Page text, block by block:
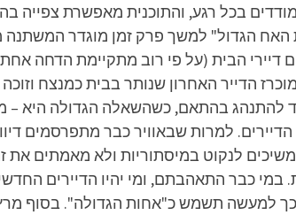
בכל רגע, והתוכנית מאפשרת צפייה בהם
הגדול" למשך פרק זמן מוגדר
דיירי הבית (על פי רוב מתקיימת הדחה
הדייר האחרון שנותר בבית כמנצח
למרות שבאוויר כבר מתפרסמים
בין כניסה לבית אחד, ברשת 13 ממשיכים לנקוט